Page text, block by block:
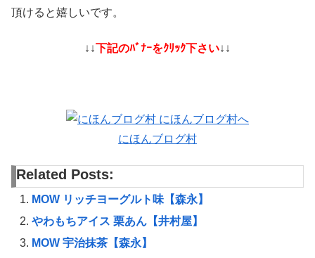
頂けると嬉しいです。
↓↓下記のﾊﾞﾅｰをｸﾘｯｸ下さい↓↓
にほんブログ村
Related Posts:
MOW リッチヨーグルト味【森永】
やわもちアイス 栗あん【井村屋】
MOW 宇治抹茶【森永】